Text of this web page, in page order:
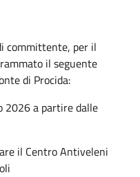
committente, per il
il seguente
di Procida:
2026 a partire dalle
il Centro Antiveleni